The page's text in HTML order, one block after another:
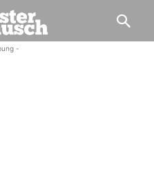
-